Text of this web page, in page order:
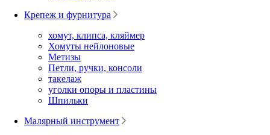
Крепеж и фурнитура
хомут, клипса, кляймер
Хомуты нейлоновые
Метизы
Петли, ручки, консоли
такелаж
уголки опоры и пластины
Шпильки
Малярный инструмент